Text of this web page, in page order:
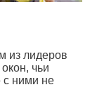
из лидеров
чьи
с ними не